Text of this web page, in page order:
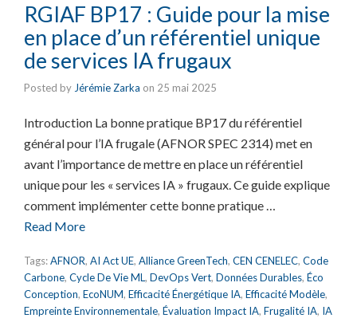
RGIAF BP17 : Guide pour la mise
en place d’un référentiel unique
de services IA frugaux
Posted by Jérémie Zarka on 25 mai 2025
Introduction La bonne pratique BP17 du référentiel
général pour l’IA frugale (AFNOR SPEC 2314) met en
avant l’importance de mettre en place un référentiel
unique pour les « services IA » frugaux. Ce guide explique
comment implémenter cette bonne pratique …
Read More
Tags:AFNOR, AI Act UE, Alliance GreenTech, CEN CENELEC, Code
Carbone, Cycle De Vie ML, DevOps Vert, Données Durables, Éco
Conception, EcoNUM, Efficacité Énergétique IA, Efficacité Modèle,
Empreinte Environnementale, Évaluation Impact IA, Frugalité IA, IA